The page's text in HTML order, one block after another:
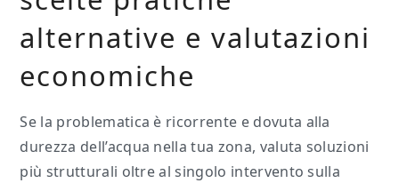
alternative e valutazioni
economiche
Se la problematica è ricorrente e dovuta alla
durezza dell’acqua nella tua zona, valuta soluzioni
più strutturali oltre al singolo intervento sulla